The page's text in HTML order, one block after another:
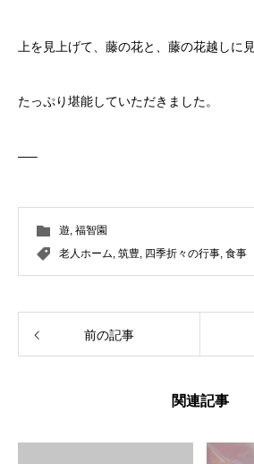
上を見上げて、藤の花と、藤の花越しに
たっぷり堪能していただきました。
—–
遊 福智園
老人ホーム 筑豊 四季折々の行事 食事
前の記事
関連記事